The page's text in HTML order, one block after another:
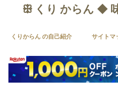
ꕥ くり からん ◆
くりからん の自己紹介 サイトマ